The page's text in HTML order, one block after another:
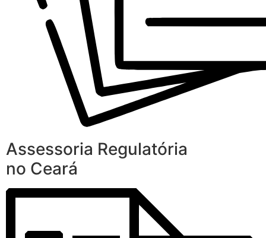
Assessoria Regulatória
no Ceará